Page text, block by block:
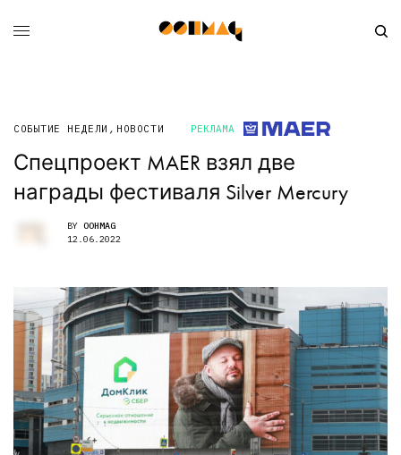
СОБЫТИЕ НЕДЕЛИ , НОВОСТИ РЕКЛАМА
Спецпроект MAER взял две
награды фестиваля Silver Mercury
BY OOHMAG
12.06.2022